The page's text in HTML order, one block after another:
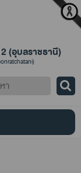
(อุบลราชธานี)